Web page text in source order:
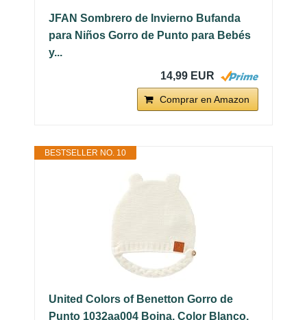
JFAN Sombrero de Invierno Bufanda
para Niños Gorro de Punto para Bebés
y...
14,99 EUR
Comprar en Amazon
BESTSELLER NO. 10
United Colors of Benetton Gorro de
Punto 1032aa004 Boina, Color Blanco,